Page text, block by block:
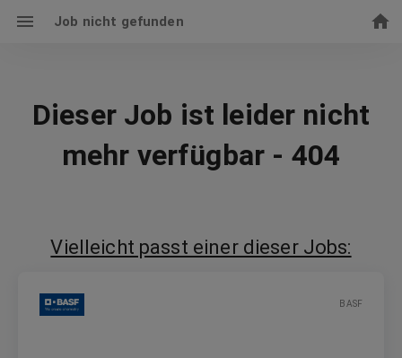
Job nicht gefunden
Dieser Job ist leider nicht
mehr verfügbar - 404
Vielleicht passt einer dieser Jobs:
BASF